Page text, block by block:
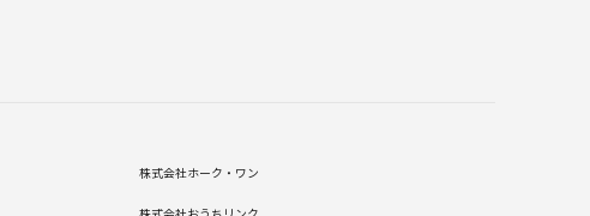
株式会社ホーク・ワン